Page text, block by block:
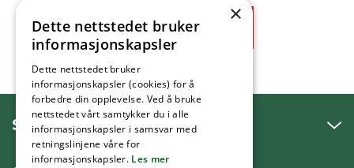
Ja
SNAKK MED OSS
×
Dette nettstedet bruker
informasjonskapsler
Dette nettstedet bruker
informasjonskapsler (cookies) for å
forbedre din opplevelse. Ved å bruke
nettstedet vårt samtykker du i alle
informasjonskapsler i samsvar med
retningslinjene våre for
informasjonskapsler. Les mer